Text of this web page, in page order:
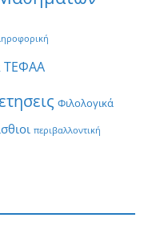
ΤΕΦΑΑ
Φιλολογικά
περιβαλλοντική